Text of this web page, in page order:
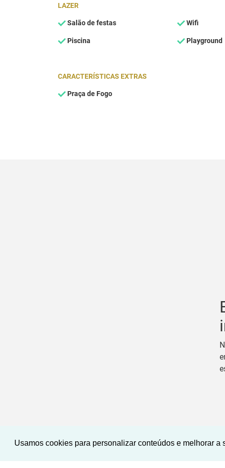
Usamos cookies para personalizar conteúdos e melhorar
LAZER
Salão de festas Wifi
Piscina Playground
CARACTERÍSTICAS EXTRAS
Praça de Fogo